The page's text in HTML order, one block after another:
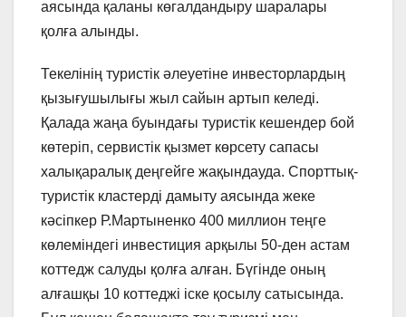
аясында қаланы көгалдандыру шаралары
қолға алынды.
Текелінің туристік әлеуетіне инвесторлардың
қызығушылығы жыл сайын артып келеді.
Қалада жаңа буындағы туристік кешендер бой
көтеріп, сервистік қызмет көрсету сапасы
халықаралық деңгейге жақындауда. Спорттық-
туристік кластерді дамыту аясында жеке
кәсіпкер Р.Мартыненко 400 миллион теңге
көлеміндегі инвестиция арқылы 50-ден астам
коттедж салуды қолға алған. Бүгінде оның
алғашқы 10 коттеджі іске қосылу сатысында.